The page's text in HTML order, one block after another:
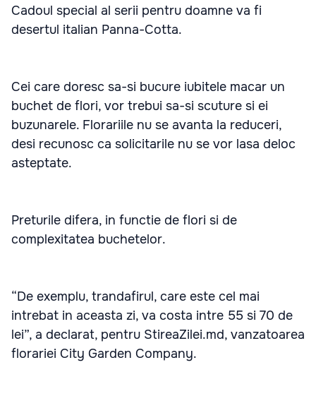
Cadoul special al serii pentru doamne va fi
desertul italian Panna-Cotta.
Cei care doresc sa-si bucure iubitele macar un
buchet de flori, vor trebui sa-si scuture si ei
buzunarele. Florariile nu se avanta la reduceri,
desi recunosc ca solicitarile nu se vor lasa deloc
asteptate.
Preturile difera, in functie de flori si de
complexitatea buchetelor.
“De exemplu, trandafirul, care este cel mai
intrebat in aceasta zi, va costa intre 55 si 70 de
lei”, a declarat, pentru StireaZilei.md, vanzatoarea
florariei City Garden Company.